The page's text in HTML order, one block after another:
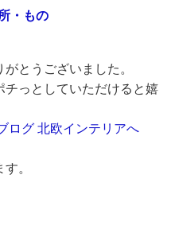
・もの
とうございました。
チっとしていただけると嬉
。